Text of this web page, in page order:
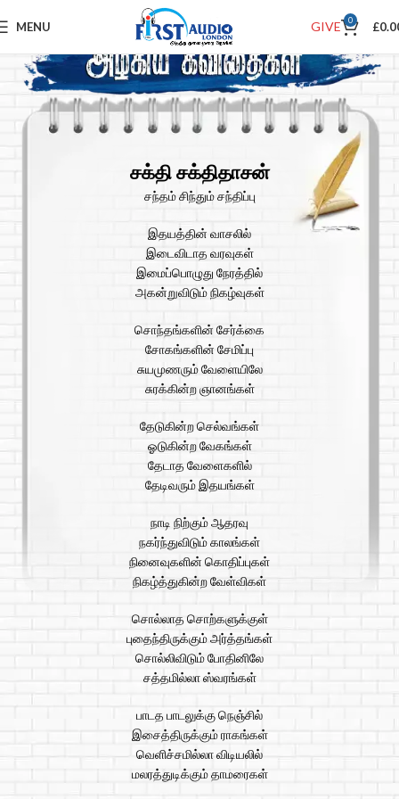
MENU GIVE 0 £
சக்தி சக்திதாசன்
சந்தம் சிந்தும் சந்திப்பு
இதயத்தின் வாசலில்
இடைவிடாத வரவுகள்
இமைப்பொழுது நேரத்தில்
அகன்றுவிடும் நிகழ்வுகள்
சொந்தங்களின் சேர்க்கை
சோகங்களின் சேமிப்பு
சுயமுணரும் வேளையிலே
சுரக்கின்ற ஞானங்கள்
தேடுகின்ற செல்வங்கள்
ஓடுகின்ற வேகங்கள்
தேடாத வேளைகளில்
தேடிவரும் இதயங்கள்
நாடி நிற்கும் ஆதரவு
நகர்ந்துவிடும் காலங்கள்
நினைவுகளின் கொதிப்புகள்
நிகழ்த்துகின்ற வேள்விகள்
சொல்லாத சொற்களுக்குள்
புதைந்திருக்கும் அர்த்தங்கள்
சொல்லிவிடும் போதினிலே
சத்தமில்லா ஸ்வரங்கள்
பாடத பாடலுக்கு நெஞ்சில்
இசைத்திருக்கும் ராகங்கள்
வெளிச்சமில்லா விடியலில்
மலரத்துடிக்கும் தாமரைகள்